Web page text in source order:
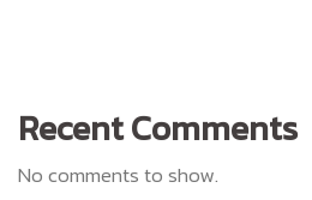
Recent Comments
No comments to show.